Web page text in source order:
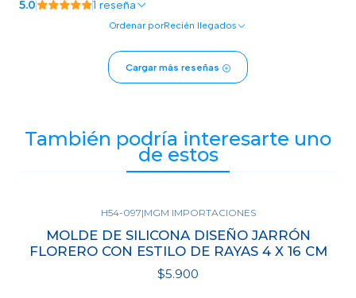
5.0 1 reseña
Ordenar porRecién llegados
Cargar más reseñas
También podría interesarte uno
de estos
H54-097|MGM IMPORTACIONES
MOLDE DE SILICONA DISEÑO JARRÓN
FLORERO CON ESTILO DE RAYAS 4 X 16 CM
$5.900